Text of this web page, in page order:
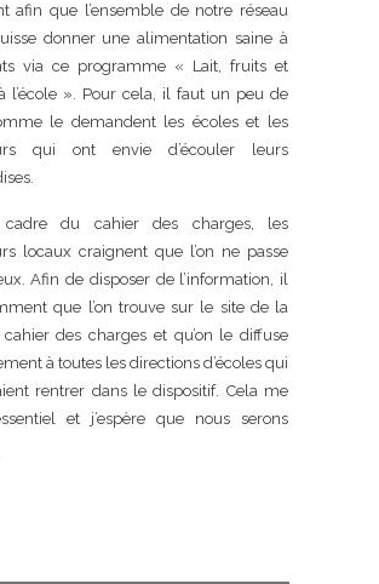
afin que l’ensemble de notre réseau
donner une alimentation saine à
via ce programme « Lait, fruits et
l’école ». Pour cela, il faut un peu de
le demandent les écoles et les
qui ont envie d’écouler leurs
du cahier des charges, les
locaux craignent que l’on ne passe
Afin de disposer de l’information, il
que l’on trouve sur le site de la
des charges et qu’on le diffuse
à toutes les directions d’écoles qui
rentrer dans le dispositif. Cela me
et j’espère que nous serons